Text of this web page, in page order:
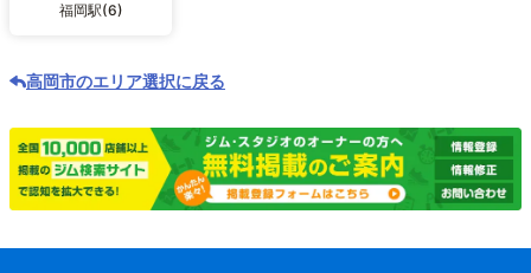
福岡駅(6)
高岡市のエリア選択に戻る